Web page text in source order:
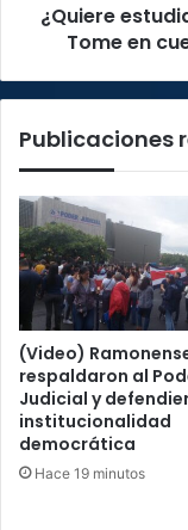
cuenta
¿Quiere
Tome en
Publicaciones
(Video)
respaldaron al
Judicial y
institucionalidad
democrática
Hace 19 minutos